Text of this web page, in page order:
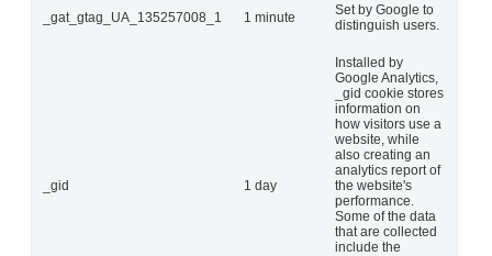
_gat_gtag_UA_135257008_1 1 minute
Set by Google to
distinguish users.
_gid 1 day
Installed by
Google Analytics,
_gid cookie stores
information on
how visitors use a
website, while
also creating an
analytics report of
the website's
performance.
Some of the data
that are collected
include the